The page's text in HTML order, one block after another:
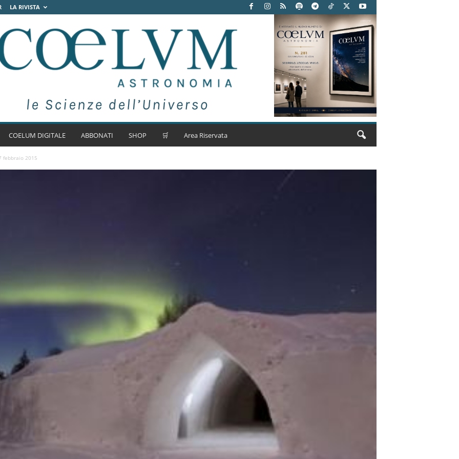
LA RIVISTA
COELUM DIGITALE ABBONATI SHOP 🛒 Area Riservata
febbraio 2015